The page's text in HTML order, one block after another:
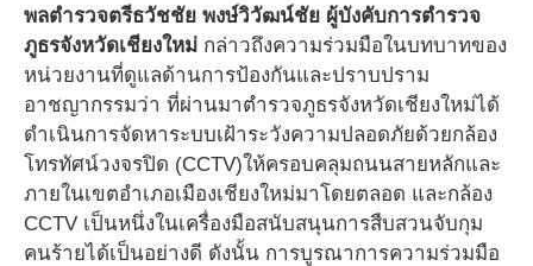
พลตำรวจตรีธวัชชัย พงษ์วิวัฒน์ชัย ผู้บังคับการตำรวจ
ภูธรจังหวัดเชียงใหม่ กล่าวถึงความร่วมมือในบทบาทของ
หน่วยงานที่ดูแลด้านการป้องกันและปราบปราม
อาชญากรรมว่า ที่ผ่านมาตำรวจภูธรจังหวัดเชียงใหม่ได้
ดำเนินการจัดหาระบบเฝ้าระวังความปลอดภัยด้วยกล้อง
โทรทัศน์วงจรปิด (CCTV)ให้ครอบคลุมถนนสายหลักและ
ภายในเขตอำเภอเมืองเชียงใหม่มาโดยตลอด และกล้อง
CCTV เป็นหนึ่งในเครื่องมือสนับสนุนการสืบสวนจับกุม
คนร้ายได้เป็นอย่างดี ดังนั้น การบูรณาการความร่วมมือ